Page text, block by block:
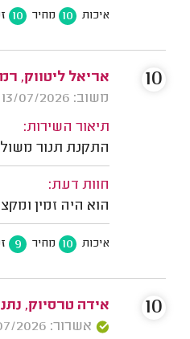
איכות 10 מחיר 10
אריאל ליטווק,
משוב: 13/07/2026
תיאור השירות:
התקנת תנור
חוות דעת:
הוא היה זמין
איכות 10 מחיר 9
10
אידה טרסיוק,
אשרור: 09/07/2026
10